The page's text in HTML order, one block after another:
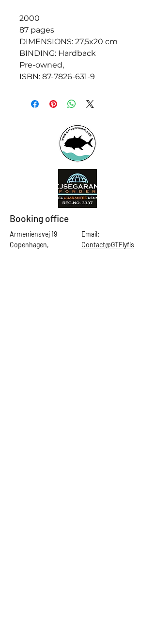
2000
87 pages
DIMENSIONS: 27,5x20 cm
BINDING: Hardback
Pre-owned,
ISBN: 87-7826-631-9
Booking office
Armeniensvej 19
Copenhagen,
Email:
Contact@GTFlyfis